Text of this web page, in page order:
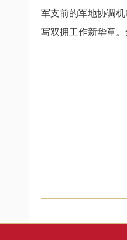
军支前的军地协调
写双拥工作新华章